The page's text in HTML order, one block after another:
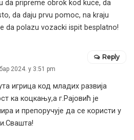
da pripreme obrok kod kuce, da
da daju prvu pomoc, na kraju
da polazu vozacki ispit besplatno!
2024. у 3:51 pm
игрица код младих развија
ка коцкању,а г.Рајовић је
и препоручује да се користи у
Reply